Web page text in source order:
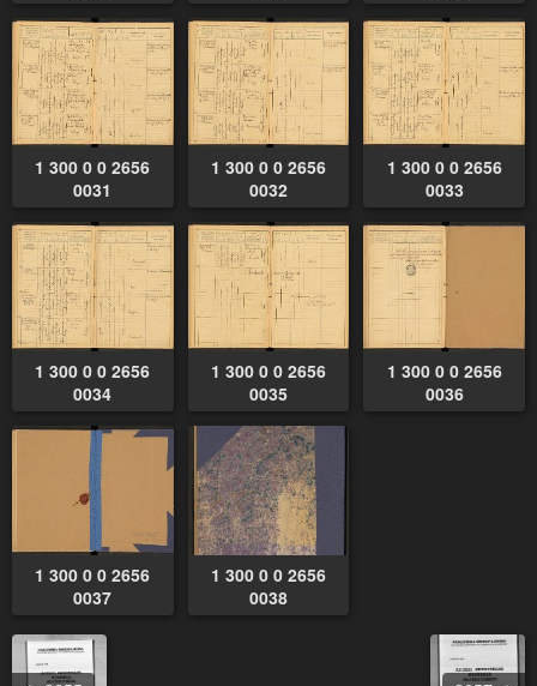
1 300 0 0 2656
0031
1 300 0 0 2656
0032
1 300 0 0 2656
0033
1 300 0 0 2656
0034
1 300 0 0 2656
0035
1 300 0 0 2656
0036
1 300 0 0 2656
0037
1 300 0 0 2656
0038